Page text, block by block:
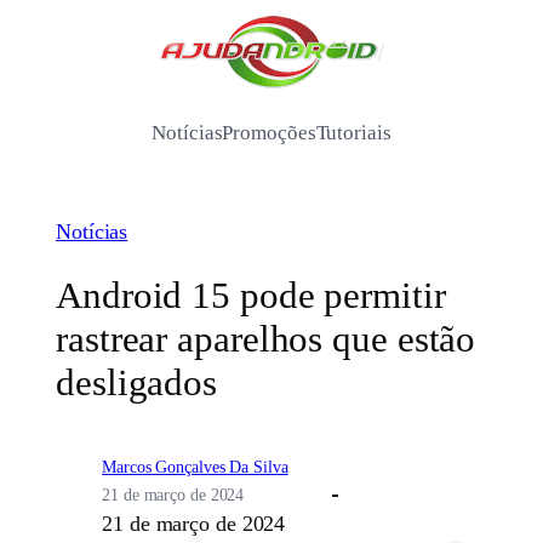
/
NotíciasPromoçõesTutoriais
Notícias
Android 15 pode permitir
rastrear aparelhos que estão
desligados
Marcos Gonçalves Da Silva
21 de março de 2024
21 de março de 2024